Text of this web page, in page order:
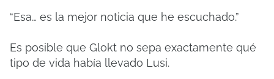
“Esa… es la mejor noticia que he escuchado.”
Es posible que Glokt no sepa exactamente qué
tipo de vida había llevado Lusi.